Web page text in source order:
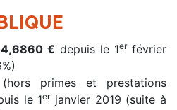
4,6860 € depuis le 1erfévrier
primes et prestations
le 1erjanvier 2019 (suite à